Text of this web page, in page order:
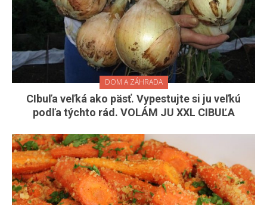
DOM A ZÁHRADA
CIbuľa veľká ako päsť. Vypestujte si ju veľkú
podľa týchto rád. VOLÁM JU XXL CIBUĽA